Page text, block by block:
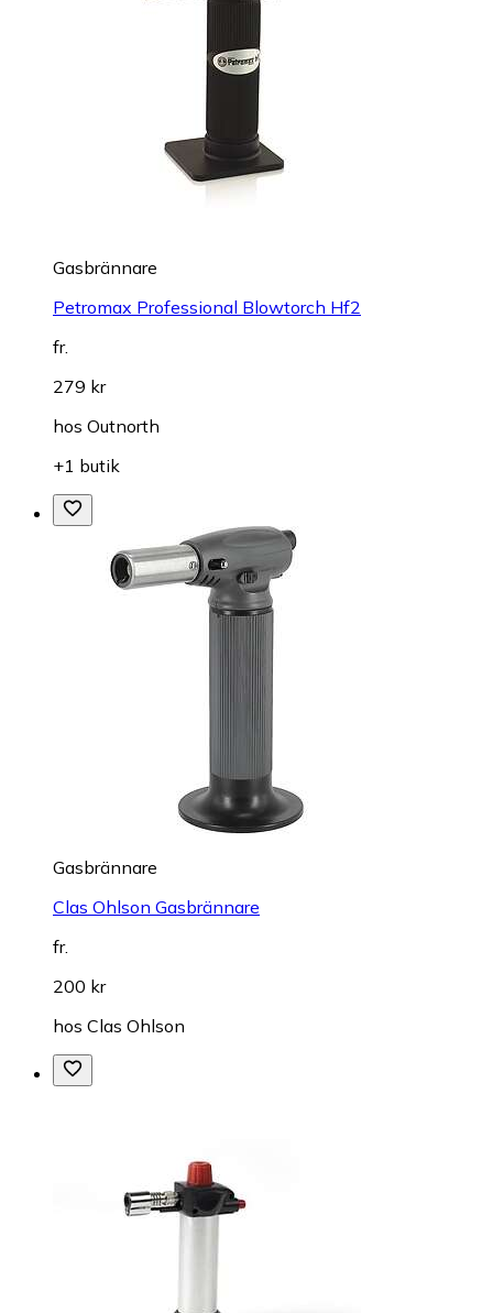
Gasbrännare
Petromax Professional Blowtorch Hf2
fr.
279 kr
hos Outnorth
+1 butik
Gasbrännare
Clas Ohlson Gasbrännare
fr.
200 kr
hos Clas Ohlson